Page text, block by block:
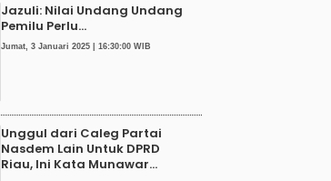
Jazuli: Nilai Undang Undang
Pemilu Perlu...
Jumat, 3 Januari 2025 | 16:30:00 WIB
Unggul dari Caleg Partai
Nasdem Lain Untuk DPRD
Riau, Ini Kata Munawar...